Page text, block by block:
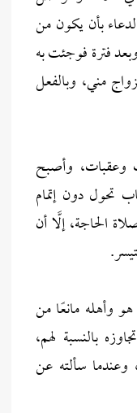
بأن يكون من
فترة فوجئت به
مني، وبالفعل
وأصبح
تحول دون إتمام
الحاجة، إلَّا أن
هو وأهله مانعًا من
بالنسبة لهم،
وعندما سألته عن